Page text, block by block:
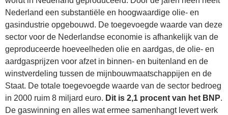
Nederland een substantiële en hoogwaardige olie- en
gasindustrie opgebouwd. De toegevoegde waarde van deze
sector voor de Nederlandse economie is afhankelijk van de
geproduceerde hoeveelheden olie en aardgas, de olie- en
aardgasprijzen voor afzet in binnen- en buitenland en de
winstverdeling tussen de mijnbouwmaatschappijen en de
Staat. De totale toegevoegde waarde van de sector bedroeg
in 2000 ruim 8 miljard euro. Dit is 2,1 procent van het BNP.
De gaswinning en alles wat ermee samenhangt levert werk